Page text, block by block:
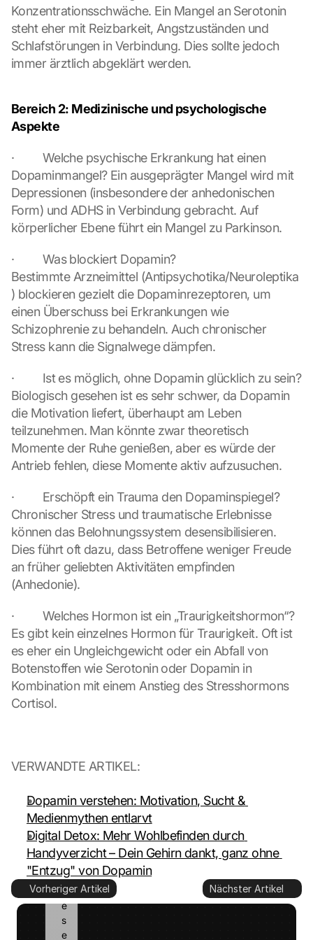
Konzentrationsschwäche. Ein Mangel an Serotonin
steht eher mit Reizbarkeit, Angstzuständen und
Schlafstörungen in Verbindung. Dies sollte jedoch
immer ärztlich abgeklärt werden.
Bereich 2: Medizinische und psychologische
Aspekte
·         Welche psychische Erkrankung hat einen
Dopaminmangel? Ein ausgeprägter Mangel wird mit
Depressionen (insbesondere der anhedonischen
Form) und ADHS in Verbindung gebracht. Auf
körperlicher Ebene führt ein Mangel zu Parkinson.
·         Was blockiert Dopamin?
Bestimmte Arzneimittel (Antipsychotika/Neuroleptika
) blockieren gezielt die Dopaminrezeptoren, um
einen Überschuss bei Erkrankungen wie
Schizophrenie zu behandeln. Auch chronischer
Stress kann die Signalwege dämpfen.
·         Ist es möglich, ohne Dopamin glücklich zu sein?
Biologisch gesehen ist es sehr schwer, da Dopamin
die Motivation liefert, überhaupt am Leben
teilzunehmen. Man könnte zwar theoretisch
Momente der Ruhe genießen, aber es würde der
Antrieb fehlen, diese Momente aktiv aufzusuchen.
·         Erschöpft ein Trauma den Dopaminspiegel?
Chronischer Stress und traumatische Erlebnisse
können das Belohnungssystem desensibilisieren.
Dies führt oft dazu, dass Betroffene weniger Freude
an früher geliebten Aktivitäten empfinden
(Anhedonie).
·         Welches Hormon ist ein „Traurigkeitshormon“?
Es gibt kein einzelnes Hormon für Traurigkeit. Oft ist
es eher ein Ungleichgewicht oder ein Abfall von
Botenstoffen wie Serotonin oder Dopamin in
Kombination mit einem Anstieg des Stresshormons
Cortisol.
VERWANDTE ARTIKEL:
Dopamin verstehen: Motivation, Sucht &
Medienmythen entlarvt
Digital Detox: Mehr Wohlbefinden durch
Handyverzicht – Dein Gehirn dankt, ganz ohne
"Entzug" von Dopamin
Vorheriger Artikel Nächster Artikel
e
i
e
r
n
t
e
a
n
G
o
g
e
ü
b
e
t
r
g
e
n
u
d
C
o
k
e
g
e
s
e
t
z
g
e
k
a
n
d
i
e
s
e